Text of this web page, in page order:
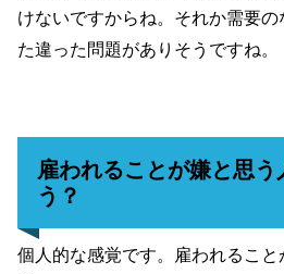
けないですからね。それか需要の
た違った問題がありそうですね。
雇われることが嫌と思う
う？
個人的な感覚です。雇われるこ